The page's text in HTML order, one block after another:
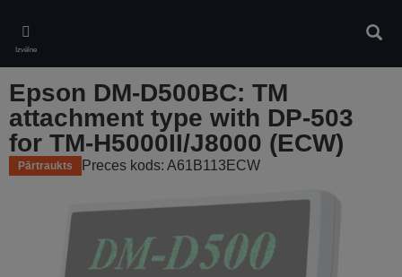
main
content
Izvēlne
Epson DM-D500BC: TM
attachment type with DP-503
for TM-H5000II/J8000 (ECW)
Pārtraukts Preces kods: A61B113ECW